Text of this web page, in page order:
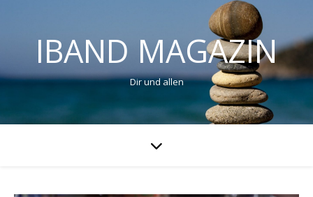
IBAND MAGAZIN
Dir und allen